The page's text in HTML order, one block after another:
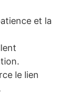
et la
le lien